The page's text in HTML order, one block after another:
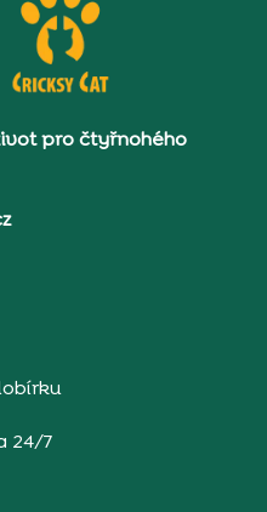
pro čtyřnohého
24/7